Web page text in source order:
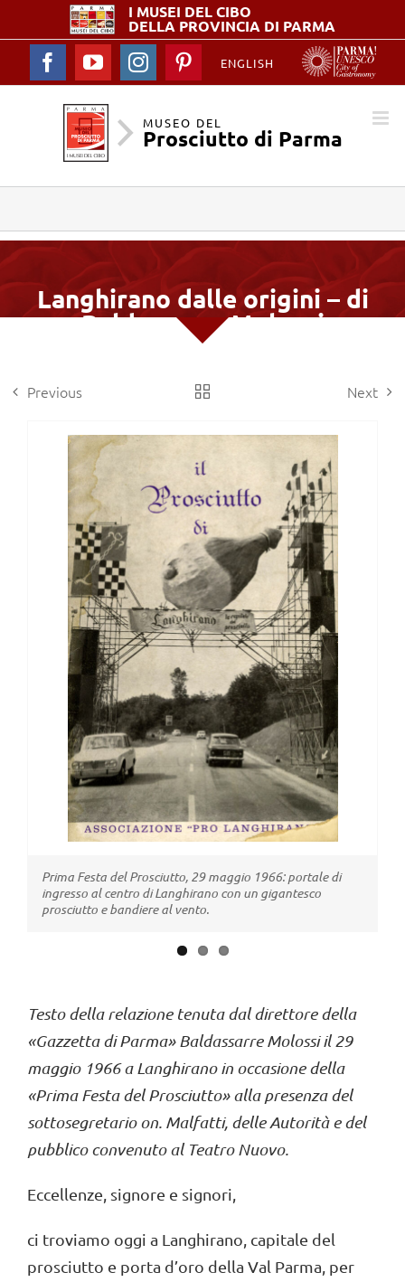
I MUSEI DELCIBO
DELLA PROVINCIA DI PARMA
ENGLISH
FacebookYouTubeInstagramPinterest
MUSEO DEL
Prosciutto di Parma
Langhirano dalle origini – di
Baldassarre Molossi
Previous Next
View
Larger
Image
Testo della relazione tenuta dal direttore della
«Gazzetta di Parma»Baldassarre Molossi il29
maggio1966a Langhirano in occasione della
«PrimaFesta del Prosciutto»alla presenza del
sottosegretario on. Malfatti, delleAutorità e del
pubblico convenuto al Teatro Nuovo.
Eccellenze, signore e signori,
ci troviamo oggi a Langhirano, capitale del
prosciutto e porta d’oro della Val Parma, per